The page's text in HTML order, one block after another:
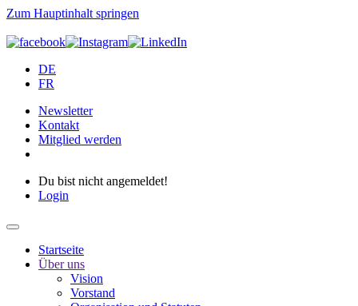
Zum Hauptinhalt springen
DE
FR
Newsletter
Kontakt
Mitglied werden
Du bist nicht angemeldet!
Login
Startseite
Über uns
Vision
Vorstand